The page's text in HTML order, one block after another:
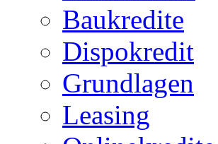
Baukredite
Dispokredit
Grundlagen
Leasing